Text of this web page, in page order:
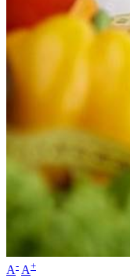
A- A+